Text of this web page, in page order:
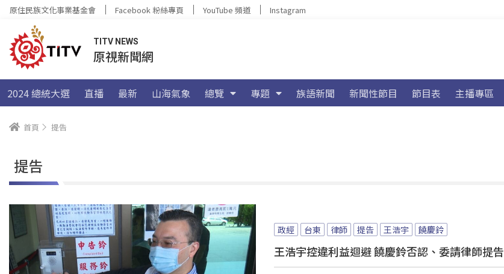
原住民族文化事業基金會 Facebook 粉絲專頁 YouTube 頻道 Instagram
TITV NEWS
原視新聞網
2024 總統大選 直播 最新 山海氣象 總覽 專題 族語新聞 新聞性節目 節目表 主播專區
首頁 提告
提告
政經 台東 律師 提告 王浩宇 饒慶鈴
王浩宇控違利益迴避 饒慶鈴否認、委請律師提告